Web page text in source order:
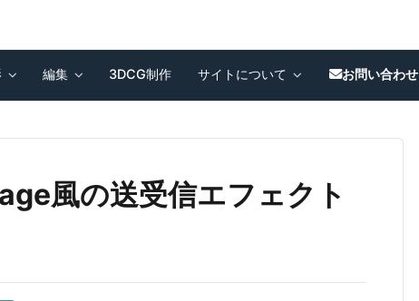
編集 3DCG制作 サイトについて お問い合わせ
風の送受信エフェクト